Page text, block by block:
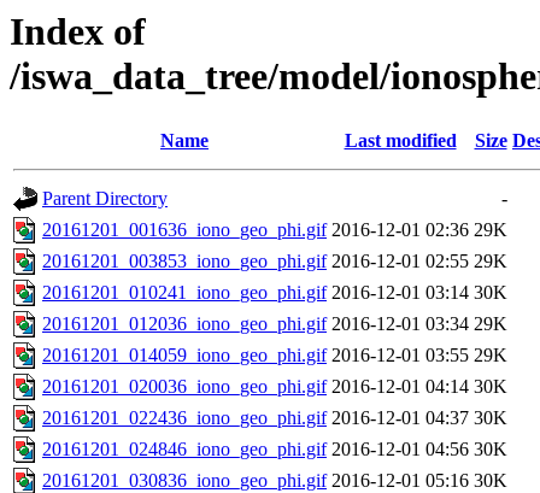
Index of
/iswa_data_tree/model/
Name Last modified Size
Parent Directory
-
20161201_001636_iono_geo_phi.gif 2016-12-01 02:36 29K
20161201_003853_iono_geo_phi.gif 2016-12-01 02:55 29K
20161201_010241_iono_geo_phi.gif 2016-12-01 03:14 30K
20161201_012036_iono_geo_phi.gif 2016-12-01 03:34 29K
20161201_014059_iono_geo_phi.gif 2016-12-01 03:55 29K
20161201_020036_iono_geo_phi.gif 2016-12-01 04:14 30K
20161201_022436_iono_geo_phi.gif 2016-12-01 04:37 30K
20161201_024846_iono_geo_phi.gif 2016-12-01 04:56 30K
20161201_030836_iono_geo_phi.gif 2016-12-01 05:16 30K